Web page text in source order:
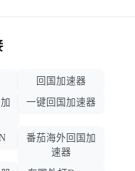
回国加速器
一键回国加速器
番茄海外回国加
速器